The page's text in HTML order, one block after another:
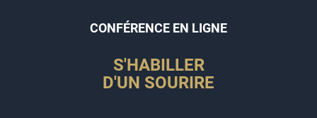
CONFÉRENCE EN LIGNE
S'HABILLER
D'UN SOURIRE